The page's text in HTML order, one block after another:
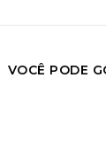
VOCÊ PODE